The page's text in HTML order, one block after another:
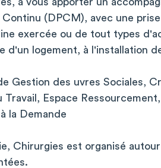
(DPCM), avec une
exercée ou de tout types
d'un logement, à l'installation
Gestion des uvres Sociales,
Espace
la Demande
Chirurgies est organisé